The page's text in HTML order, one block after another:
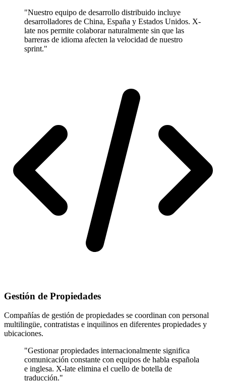
"Nuestro equipo de desarrollo distribuido incluye
desarrolladores de China, España y Estados Unidos. X-
late nos permite colaborar naturalmente sin que las
barreras de idioma afecten la velocidad de nuestro
sprint."
Gestión de Propiedades
Compañías de gestión de propiedades se coordinan con personal
multilingüe, contratistas e inquilinos en diferentes propiedades y
ubicaciones.
"Gestionar propiedades internacionalmente significa
comunicación constante con equipos de habla española
e inglesa. X-late elimina el cuello de botella de
traducción."